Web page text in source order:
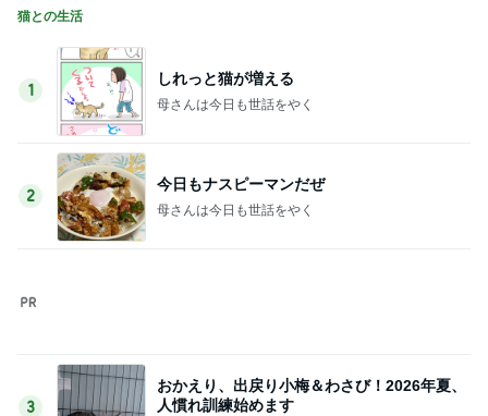
猫との生活
1
しれっと猫が増える
母さんは今日も世話をやく
2
今日もナスピーマンだぜ
母さんは今日も世話をやく
3
おかえり、出戻り小梅＆わさび！2026年夏、
人慣れ訓練始めます